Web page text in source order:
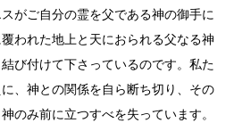
がご自分の霊を父である神の御手に
われた地上と天におられる父なる神
び付けて下さっているのです。私た
、神との関係を自ら断ち切り、その
のみ前に立つすべを失っています。